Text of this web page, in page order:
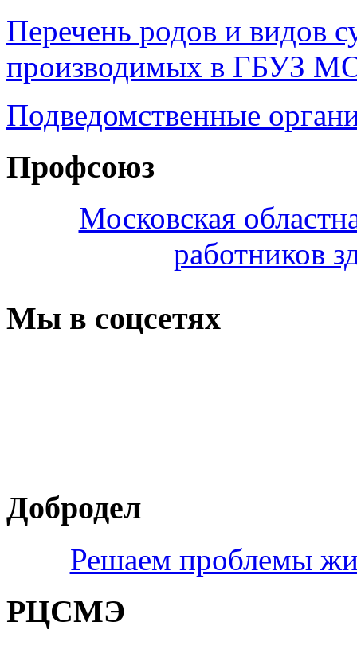
Перечень родов и видов
производимых в ГБУЗ
Подведомственные
Профсоюз
Московская
работников
Мы в соцсетях
Добродел
Решаем проблемы
РЦСМЭ